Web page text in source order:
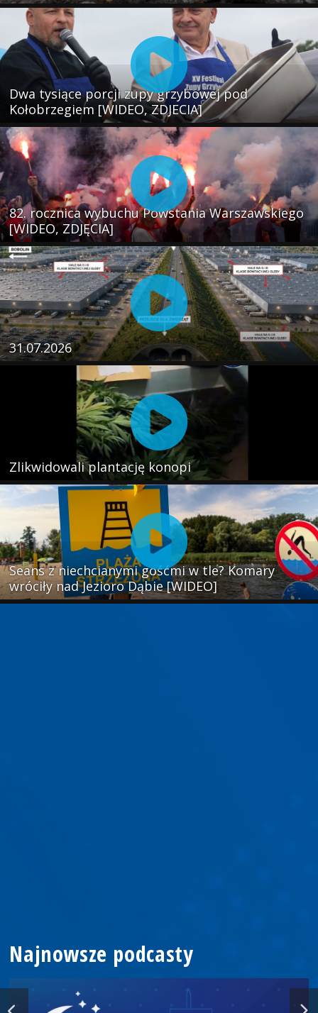
Dwa tysiące porcji zupy grzybowej pod
Kołobrzegiem [WIDEO, ZDJECIA]
82. rocznica wybuchu Powstania Warszawskiego
[WIDEO, ZDJĘCIA]
31.07.2026
Zlikwidowali plantację konopi
Seans z niechcianymi gośćmi w tle? Komary
wróciły nad Jezioro Dąbie [WIDEO]
Najnowsze podcasty